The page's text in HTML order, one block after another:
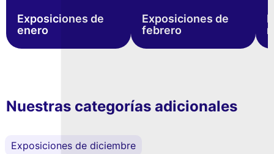
Exposiciones de
enero
Exposiciones de
febrero
Nuestras categorías adicionales
Exposiciones de diciembre